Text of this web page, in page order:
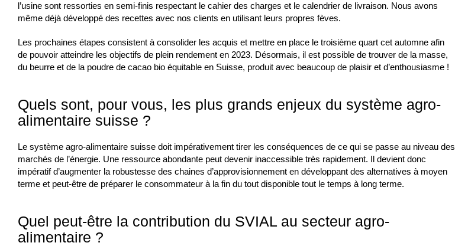
l’usine sont ressorties en semi-finis respectant le cahier des charges et le calendrier de livraison. Nous avons
même déjà développé des recettes avec nos clients en utilisant leurs propres fèves.
Les prochaines étapes consistent à consolider les acquis et mettre en place le troisième quart cet automne afin
de pouvoir atteindre les objectifs de plein rendement en 2023. Désormais, il est possible de trouver de la masse,
du beurre et de la poudre de cacao bio équitable en Suisse, produit avec beaucoup de plaisir et d’enthousiasme !
Quels sont, pour vous, les plus grands enjeux du système agro-
alimentaire suisse ?
Le système agro-alimentaire suisse doit impérativement tirer les conséquences de ce qui se passe au niveau des
marchés de l’énergie. Une ressource abondante peut devenir inaccessible très rapidement. Il devient donc
impératif d’augmenter la robustesse des chaines d’approvisionnement en développant des alternatives à moyen
terme et peut-être de préparer le consommateur à la fin du tout disponible tout le temps à long terme.
Quel peut-être la contribution du SVIAL au secteur agro-
alimentaire ?